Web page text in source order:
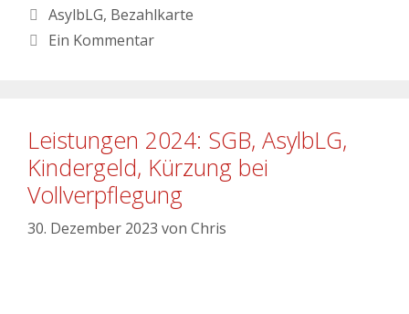
AsylbLG, Bezahlkarte
Ein Kommentar
Leistungen 2024: SGB, AsylbLG,
Kindergeld, Kürzung bei
Vollverpflegung
30. Dezember 2023 von Chris